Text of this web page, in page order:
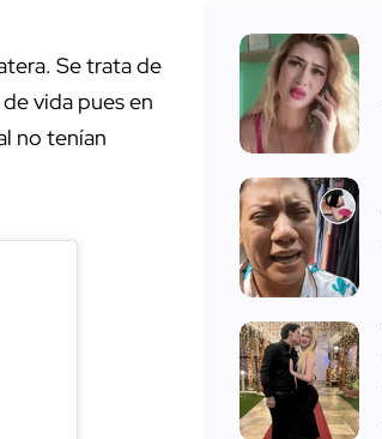
Se trata de
vida pues en
no tenían